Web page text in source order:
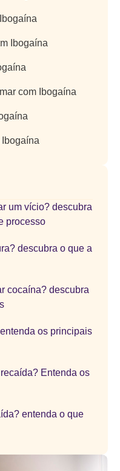
Ibogaína
com Ibogaína
Ibogaína
um vício? descubra
processo
descubra o que a
cocaína? descubra
os principais
Entenda os
entenda o que